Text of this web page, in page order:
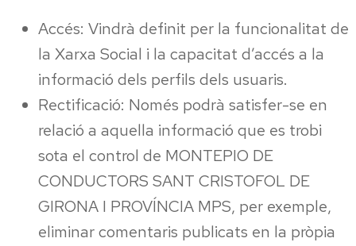
Accés: Vindrà definit per la funcionalitat de
la Xarxa Social i la capacitat d’accés a la
informació dels perfils dels usuaris.
Rectificació: Només podrà satisfer-se en
relació a aquella informació que es trobi
sota el control de MONTEPIO DE
CONDUCTORS SANT CRISTOFOL DE
GIRONA I PROVÍNCIA MPS, per exemple,
eliminar comentaris publicats en la pròpia